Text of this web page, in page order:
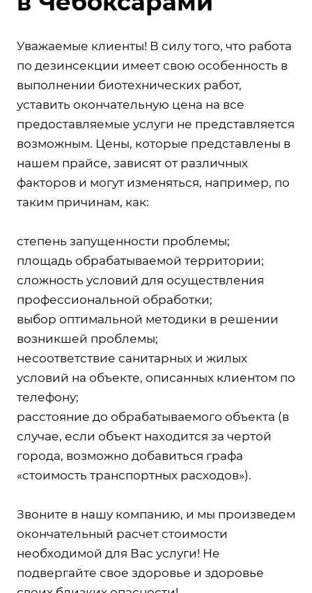
Уважаемые клиенты! В силу того, что работа
по дезинсекции имеет свою особенность в
выполнении биотехнических работ,
уставить окончательную цена на все
предоставляемые услуги не представляется
возможным. Цены, которые представлены в
нашем прайсе, зависят от различных
факторов и могут изменяться, например, по
таким причинам, как:
степень запущенности проблемы;
площадь обрабатываемой территории;
сложность условий для осуществления
профессиональной обработки;
выбор оптимальной методики в решении
возникшей проблемы;
несоответствие санитарных и жилых
условий на объекте, описанных клиентом по
телефону;
расстояние до обрабатываемого объекта (в
случае, если объект находится за чертой
города, возможно добавиться графа
«стоимость транспортных расходов»).
Звоните в нашу компанию, и мы произведем
окончательный расчет стоимости
необходимой для Вас услуги! Не
подвергайте свое здоровье и здоровье